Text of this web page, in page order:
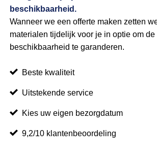
beschikbaarheid.
Wanneer we een offerte maken zetten
materialen tijdelijk voor je in optie om de
beschikbaarheid te garanderen.
Beste kwaliteit
Uitstekende service
Kies uw eigen bezorgdatum
9,2/10 klantenbeoordeling